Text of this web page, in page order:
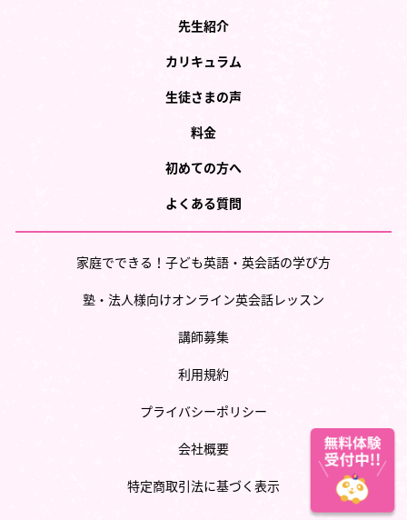
先生紹介
カリキュラム
生徒さまの声
料金
初めての方へ
よくある質問
家庭でできる！子ども英語・英会話の学び方
塾・法人様向けオンライン英会話レッスン
講師募集
利用規約
プライバシーポリシー
会社概要
特定商取引法に基づく表示